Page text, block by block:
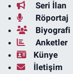
Seri İlan
Röportaj
Biyografi
Anketler
Künye
İletişim